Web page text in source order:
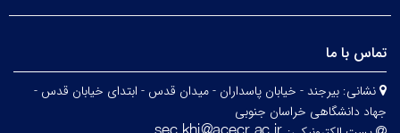
تماس با ما
نشانی: بیرجند - خیابان پاسداران - میدان قدس - ابتدای خیابان قدس -
جهاد دانشگاهی خراسان جنوبی